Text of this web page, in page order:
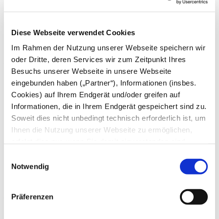
Diese Webseite verwendet Cookies
Im Rahmen der Nutzung unserer Webseite speichern wir
oder Dritte, deren Services wir zum Zeitpunkt Ihres
Besuchs unserer Webseite in unsere Webseite
eingebunden haben („Partner“), Informationen (insbes.
Cookies) auf Ihrem Endgerät und/oder greifen auf
Informationen, die in Ihrem Endgerät gespeichert sind zu.
Soweit dies nicht unbedingt technisch erforderlich ist, um
Ihnen die Nutzung unserer Webseite zu ermöglichen,
Erstellung von Statistiken über die Nutzung unserer
Webseite für uns, aber auch für die Partner zur eigenen
Nutzung. Details hierzu, insbesondere auch zu den
verarbeiteten Kategorien personenbezogener Daten und
Notwendig
Präferenzen
Februar
2024
Dezember
November
Oktober
September
August
Juni
Februar
2023